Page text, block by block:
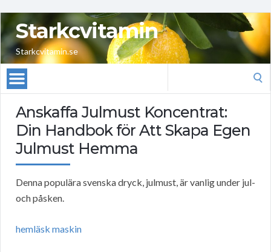
Starkcvitamin
Starkcvitamin.se
Anskaffa Julmust Koncentrat:
Din Handbok för Att Skapa Egen
Julmust Hemma
Denna populära svenska dryck, julmust, är vanlig under jul-
och påsken.
hemläsk maskin